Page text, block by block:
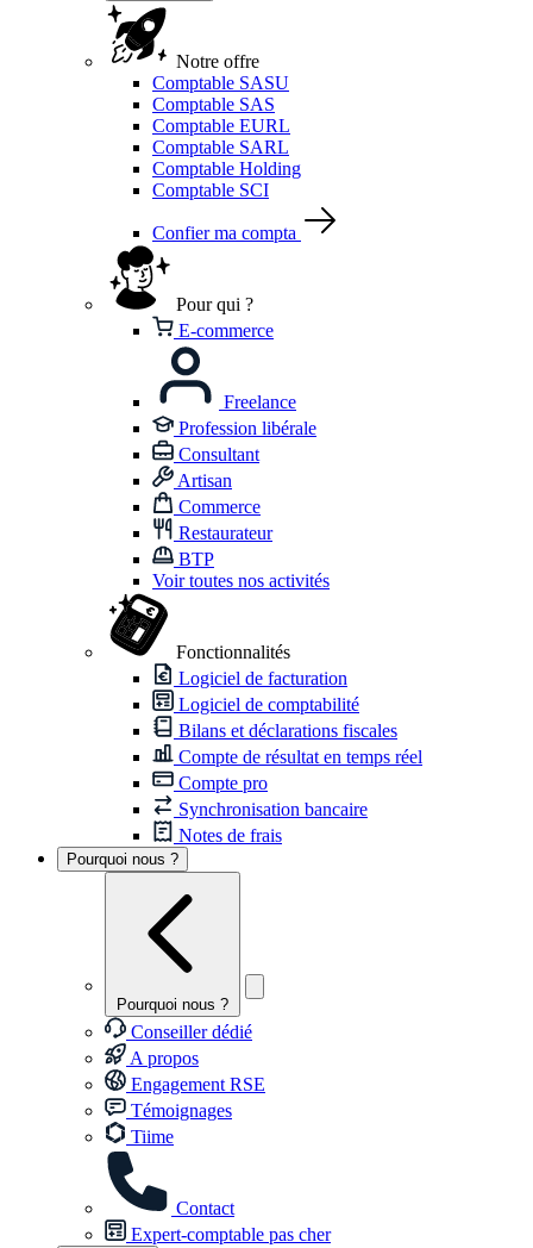
Notre offre
Comptable SASU
Comptable SAS
Comptable EURL
Comptable SARL
Comptable Holding
Comptable SCI
Confier ma compta
Pour qui ?
E-commerce
Freelance
Profession libérale
Consultant
Artisan
Commerce
Restaurateur
BTP
Voir toutes nos activités
Fonctionnalités
Logiciel de facturation
Logiciel de comptabilité
Bilans et déclarations fiscales
Compte de résultat en temps réel
Compte pro
Synchronisation bancaire
Notes de frais
Pourquoi nous ?
Pourquoi nous ?
Conseiller dédié
A propos
Engagement RSE
Témoignages
Tiime
Contact
Expert-comptable pas cher